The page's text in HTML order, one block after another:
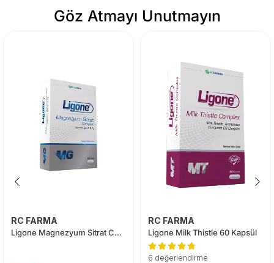
Göz Atmayı Unutmayın
RC FARMA
Ligone Magnezyum Sitrat Complex 60 Tablet
RC FARMA
Ligone Milk Thistle 60 Kapsül
6 değerlendirme